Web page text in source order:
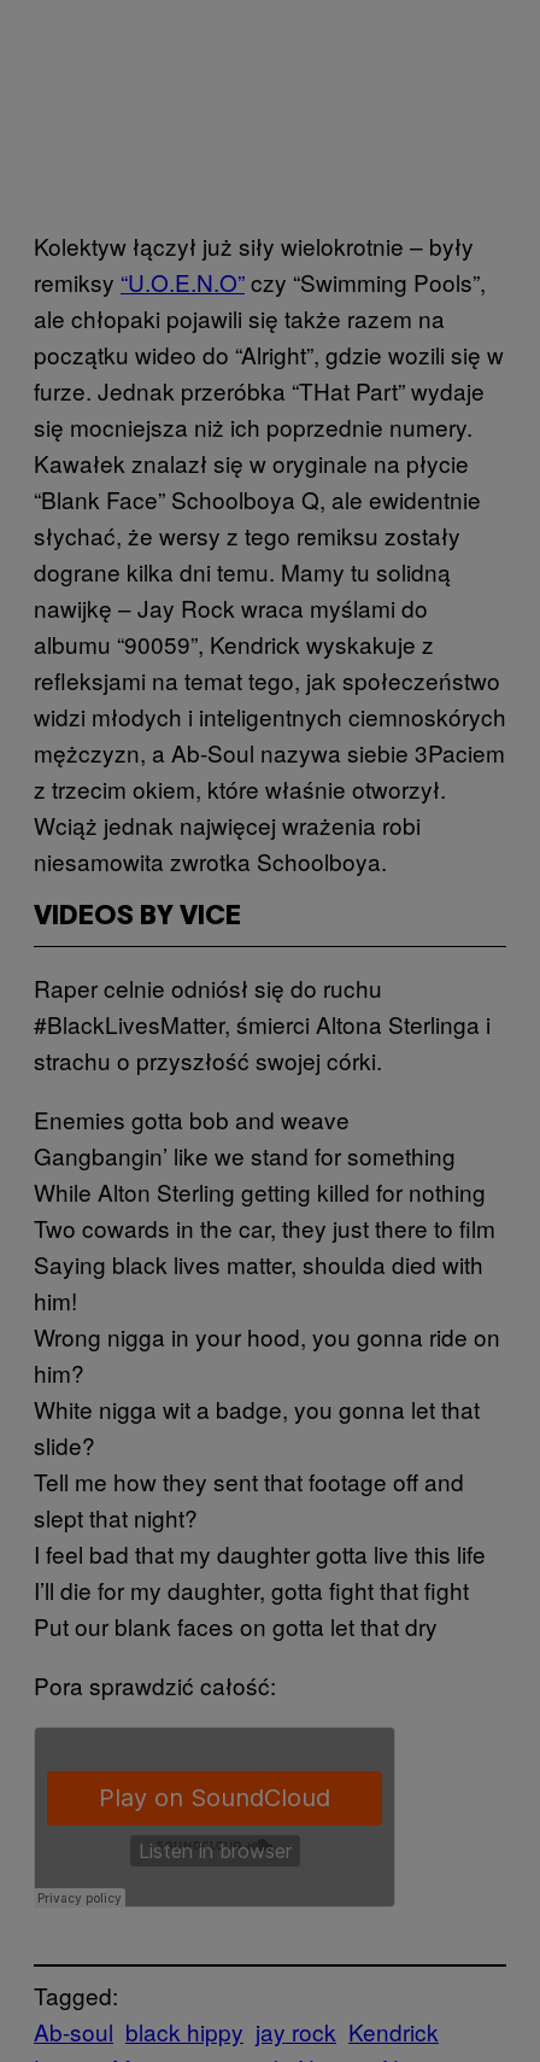
Kolektyw łączył już siły wielokrotnie – były
remiksy “U.O.E.N.O”czy “Swimming Pools”,
ale chłopaki pojawili się także razem na
początku wideo do “Alright”, gdzie wozili się w
furze. Jednak przeróbka “THat Part” wydaje
się mocniejsza niż ich poprzednie numery.
Kawałek znalazł się w oryginale na płycie
“Blank Face” Schoolboya Q, ale ewidentnie
słychać, że wersy z tego remiksu zostały
dograne kilka dni temu. Mamy tu solidną
nawijkę – Jay Rock wraca myślami do
albumu “90059”, Kendrick wyskakuje z
refleksjami na temat tego, jak społeczeństwo
widzi młodych i inteligentnych ciemnoskórych
mężczyzn, a Ab-Soul nazywa siebie 3Paciem
z trzecim okiem, które właśnie otworzył.
Wciąż jednak najwięcej wrażenia robi
niesamowita zwrotka Schoolboya.
VIDEOS BY VICE
Raper celnie odniósł się do ruchu
#BlackLivesMatter, śmierci Altona Sterlinga i
strachu o przyszłość swojej córki.
Enemies gotta bob and weave
Gangbangin’ like we stand for something
While Alton Sterling getting killed for nothing
Two cowards in the car, they just there to film
Saying black lives matter, shoulda died with
him!
Wrong nigga in your hood, you gonna ride on
him?
White nigga wit a badge, you gonna let that
slide?
Tell me how they sent that footage off and
slept that night?
I feel bad that my daughter gotta live this life
I’ll die for my daughter, gotta fight that fight
Put our blank faces on gotta let that dry
Pora sprawdzić całość:
Tagged:
Ab-soul black hippy jay rock Kendrick